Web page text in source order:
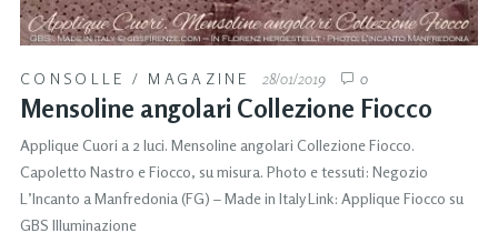
CONSOLLE / MAGAZINE 28/01/2019 0
Mensoline angolari Collezione Fiocco
Applique Cuori a 2 luci. Mensoline angolari Collezione Fiocco.
Capoletto Nastro e Fiocco, su misura. Photo e tessuti: Negozio
L’Incanto a Manfredonia (FG) – Made in Italy Link: Applique Fiocco su
GBS Illuminazione